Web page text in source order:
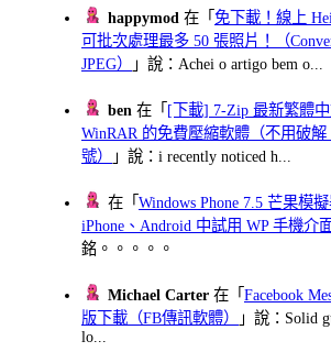
happymod 在「免下載！線上
可批次處理最多 50 張照片！（
JPEG）
」說：Achei o artigo bem o...
ben 在「 [下載] 7-Zip 最新繁體
WinRAR 的免費壓縮軟體（不用破解
號）
」說：i recently noticed h...
在「Windows Phone 7.5 芒果模
iPhone、Android 中試用 WP 手機介
銘。。。。。
Michael Carter 在「Facebook
版下載（FB傳訊軟體）
」說：Solid
lo...